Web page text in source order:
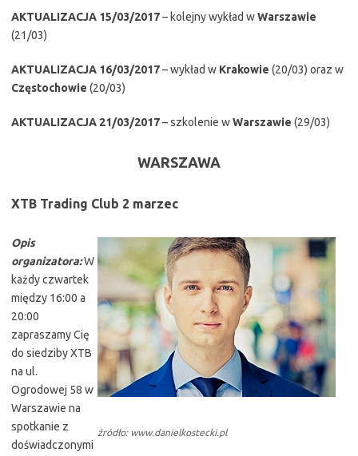
AKTUALIZACJA 15/03/2017– kolejny wykład wWarszawie
(21/03)
AKTUALIZACJA 16/03/2017– wykład w Krakowie (20/03) oraz w
Częstochowie (20/03)
AKTUALIZACJA 21/03/2017– szkolenie wWarszawie (29/03)
WARSZAWA
XTB Trading Club 2 marzec
źródło: www.danielkostecki.pl
Opis
organizatora:W
każdy czwartek
między 16:00 a
20:00
zapraszamy Cię
do siedziby XTB
na ul.
Ogrodowej 58 w
Warszawie na
spotkanie z
doświadczonymi